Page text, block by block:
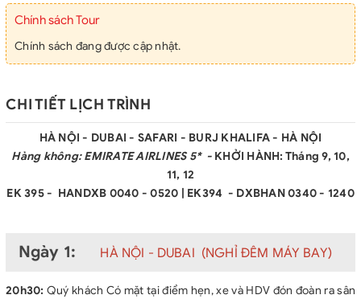
Chính sách Tour
Chính sách đang được cập nhật.
CHI TIẾT LỊCH TRÌNH
HÀ NỘI - DUBAI - SAFARI - BURJ KHALIFA - HÀ NỘI
Hàng không: EMIRATE AIRLINES 5* - KHỞI HÀNH: Tháng 9, 10,
11, 12
EK 395 - HANDXB 0040 - 0520 | EK394 - DXBHAN 0340 - 1240
Ngày 1: HÀ NỘI - DUBAI (NGHỈ ĐÊM MÁY BAY)
20h30: Quý khách Có mặt tại điểm hẹn, xe và HDV đón đoàn ra sân